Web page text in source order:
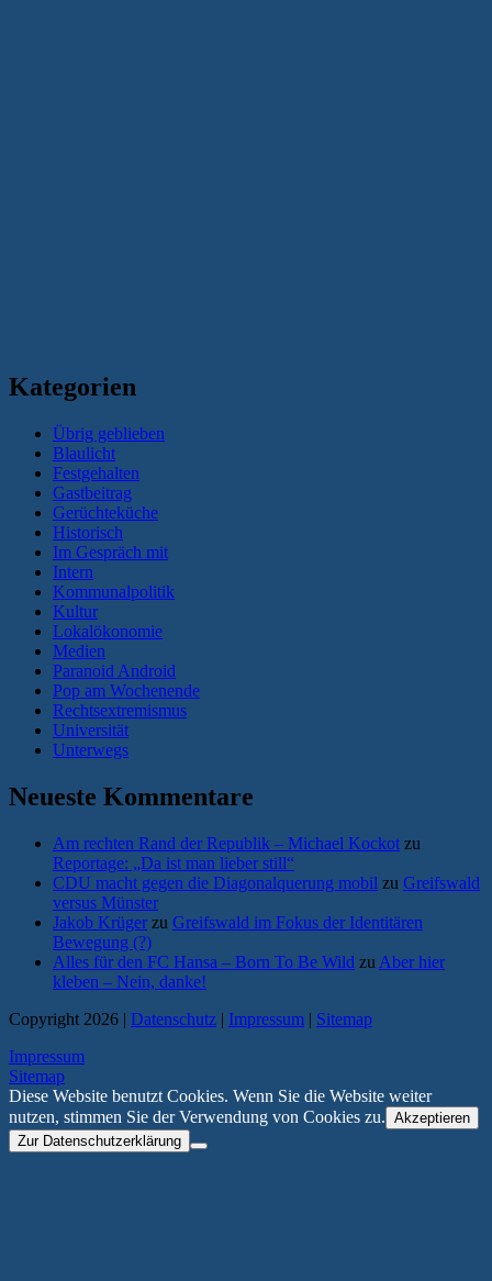
Kategorien
Übrig geblieben
Blaulicht
Festgehalten
Gastbeitrag
Gerüchteküche
Historisch
Im Gespräch mit
Intern
Kommunalpolitik
Kultur
Lokalökonomie
Medien
Paranoid Android
Pop am Wochenende
Rechtsextremismus
Universität
Unterwegs
Neueste Kommentare
Am rechten Rand der Republik – Michael Kockot zu
Reportage: „Da ist man lieber still“
CDU macht gegen die Diagonalquerung mobil zu Greifswald
versus Münster
Jakob Krüger zu Greifswald im Fokus der Identitären
Bewegung (?)
Alles für den FC Hansa – Born To Be Wild zu Aber hier
kleben – Nein, danke!
Copyright 2026 | Datenschutz | Impressum | Sitemap
Impressum
Sitemap
Diese Website benutzt Cookies. Wenn Sie die Website weiter
nutzen, stimmen Sie der Verwendung von Cookies zu. Akzeptieren
Zur Datenschutzerklärung